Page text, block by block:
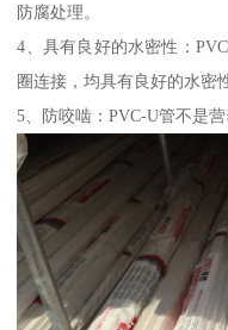
防腐处理。
4、具有良好的水密性：
圈连接，均具有良好的水密
5、防咬啮：PVC-U管不是